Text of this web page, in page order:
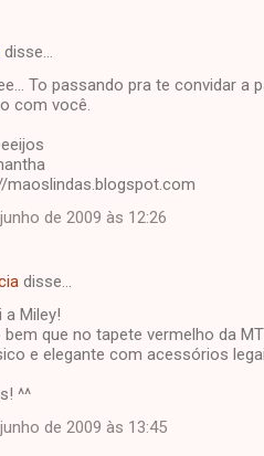
disse…
To passando pra te convidar a
com você.
maoslindas.blogspot.com
de 2009 às 12:26
disse…
a Miley!
bem que no tapete vermelho da
e elegante com acessórios
^^
de 2009 às 13:45